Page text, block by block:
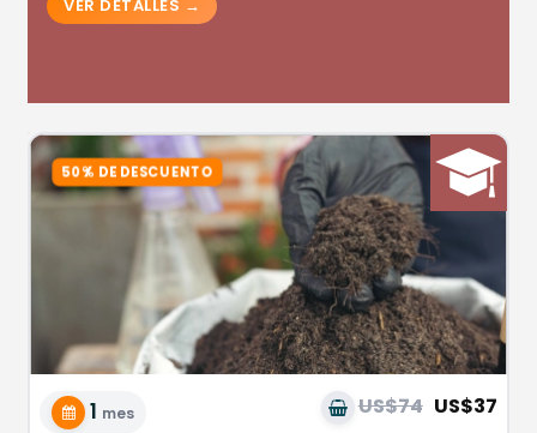
1 mes US$74 US$37